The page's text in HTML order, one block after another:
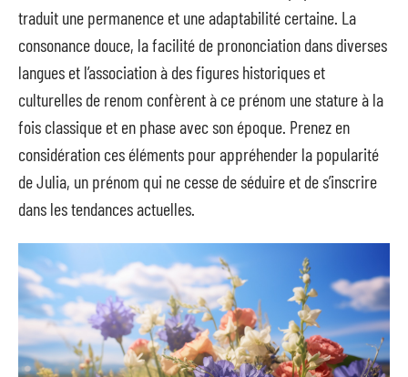
traduit une permanence et une adaptabilité certaine. La
consonance douce, la facilité de prononciation dans diverses
langues et l’association à des figures historiques et
culturelles de renom confèrent à ce prénom une stature à la
fois classique et en phase avec son époque. Prenez en
considération ces éléments pour appréhender la popularité
de Julia, un prénom qui ne cesse de séduire et de s’inscrire
dans les tendances actuelles.